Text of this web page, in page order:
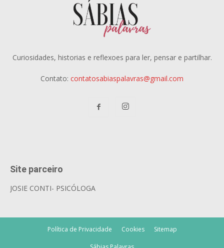
Curiosidades, historias e reflexoes para ler, pensar e partilhar.
Contato: contatosabiaspalavras@gmail.com
Site parceiro
JOSIE CONTI- PSICÓLOGA
Política de Privacidade Cookies Sitemap